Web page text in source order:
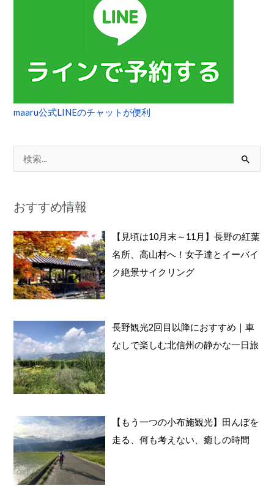
maaru公式LINEのチャットが便利
象
:
おすすめ情報
【見頃は10月末～11月】長野の紅葉
名所、高山村へ！女子達とイーバイ
ク絶景サイクリング
長野観光2回目以降におすすめ｜車
なしで楽しむ北信州の静かな一日旅
【もう一つの小布施観光】田んぼを
走る、何も考えない、癒しの時間